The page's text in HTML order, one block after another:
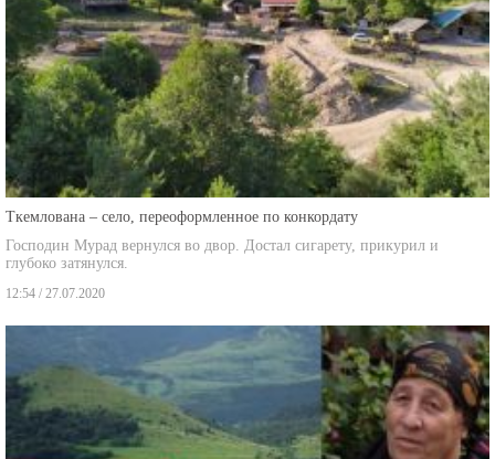
Ткемлована – село, переоформленное по конкордату
Господин Мурад вернулся во двор. Достал сигарету, прикурил и
глубоко затянулся.
12:54 / 27.07.2020